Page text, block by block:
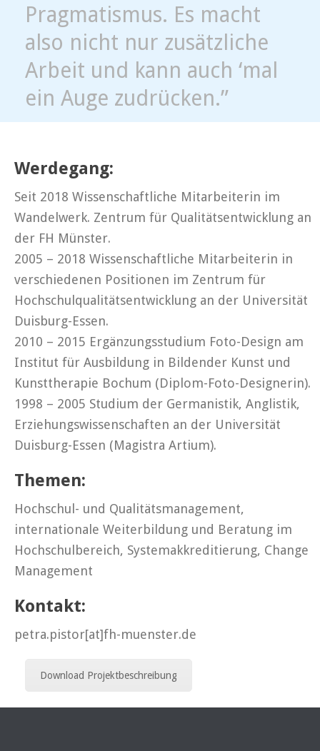
Pragmatismus. Es macht
also nicht nur zusätzliche
Arbeit und kann auch ‘mal
ein Auge zudrücken.”
Werdegang:
Seit 2018 Wissenschaftliche Mitarbeiterin im
Wandelwerk. Zentrum für Qualitätsentwicklung an
der FH Münster.
2005 – 2018 Wissenschaftliche Mitarbeiterin in
verschiedenen Positionen im Zentrum für
Hochschulqualitätsentwicklung an der Universität
Duisburg-Essen.
2010 – 2015 Ergänzungsstudium Foto-Design am
Institut für Ausbildung in Bildender Kunst und
Kunsttherapie Bochum (Diplom-Foto-Designerin).
1998 – 2005 Studium der Germanistik, Anglistik,
Erziehungswissenschaften an der Universität
Duisburg-Essen (Magistra Artium).
Themen:
Hochschul- und Qualitätsmanagement,
internationale Weiterbildung und Beratung im
Hochschulbereich, Systemakkreditierung, Change
Management
Kontakt:
petra.pistor[at]fh-muenster.de
Download Projektbeschreibung